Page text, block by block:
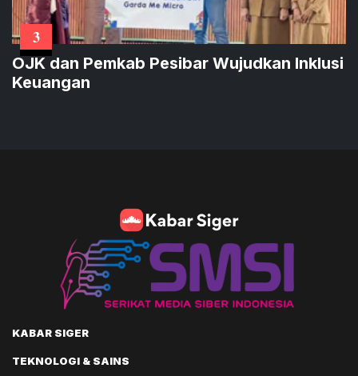
3
OJK dan Pemkab Pesibar Wujudkan Inklusi
Keuangan
KABAR SIGER
TEKNOLOGI & SAINS